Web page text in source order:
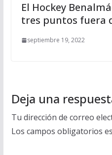
El Hockey
tres puntos fuera
septiembre 19, 2022
Deja una
Tu dirección de correo
Los campos obligatorios